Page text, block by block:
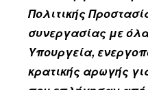
Πολιτικής
συνεργασίας με
Υπουργεία,
κρατικής αρωγής